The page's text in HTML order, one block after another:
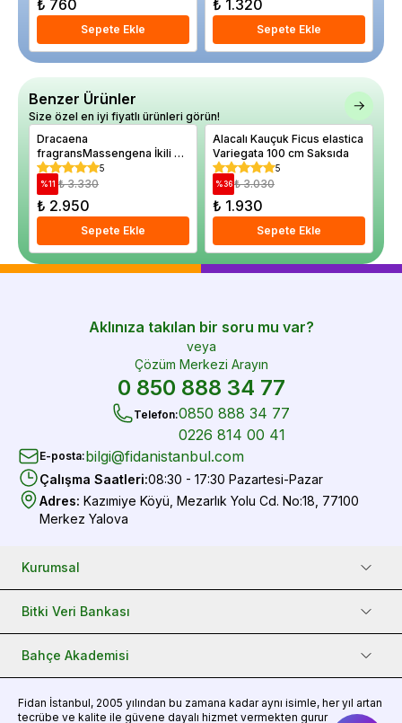
₺ 760
Sepete Ekle
₺ 1.320
Sepete Ekle
Benzer Ürünler
Size özel en iyi fiyatlı ürünleri görün!
Dracaena
fragransMassengena İkili 80
100 cm Saksıda
5
%11 ₺ 3.330
₺ 2.950
Sepete Ekle
Alacalı Kauçuk Ficus elastica
Variegata 100 cm Saksıda
5
%36 ₺ 3.030
₺ 1.930
Sepete Ekle
Aklınıza takılan bir soru mu var?
veya
Çözüm Merkezi Arayın
0 850 888 34 77
Telefon:0850 888 34 77
0226 814 00 41
E-posta:bilgi@fidanistanbul.com
Çalışma Saatleri:08:30 - 17:30 Pazartesi-Pazar
Adres: Kazımiye Köyü, Mezarlık Yolu Cd. No:18, 77100
Merkez Yalova
Kurumsal
Bitki Veri Bankası
Bahçe Akademisi
Fidan İstanbul, 2005 yılından bu zamana kadar aynı isimle, her yıl artan
tecrübe ve kalite ile güvene dayalı hizmet vermekten gurur